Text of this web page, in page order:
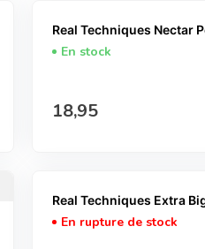
Real Techniques Nectar
En stock
Prix normal
18,95
Real Techniques Extra
En rupture de stock